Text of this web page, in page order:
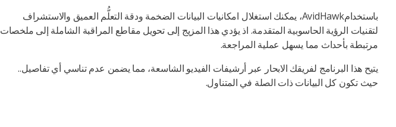
باستخدامAvidHawk، يمكنك استغلال امكانيات البيانات الضخمة ودقة التعلُّم العميق والاستشراف
لتقنيات الرؤية الحاسوبية المتقدمة. اذ يؤدي هذا المزيج إلى تحويل مقاطع المراقبة الشاملة إلى ملخصات
مرتبطة بأحداث مما يسهل عملية المراجعة.
يتيح هذا البرنامج لفريقك الابحار عبر أرشيفات الفيديو الشاسعة، مما يضمن عدم تناسي أي تفاصيل..
حيث تكون كل البيانات ذات الصلة في المتناول.